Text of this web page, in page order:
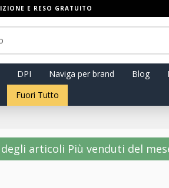
E RESO GRATUITO
DPI Naviga per brand Blog
Fuori Tutto
articoli Più venduti del